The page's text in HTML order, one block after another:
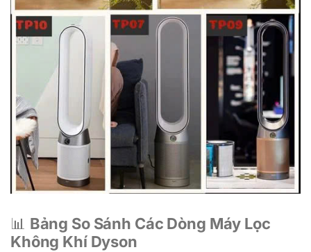
📊 Bảng So Sánh Các Dòng Máy Lọc
Không Khí Dyson